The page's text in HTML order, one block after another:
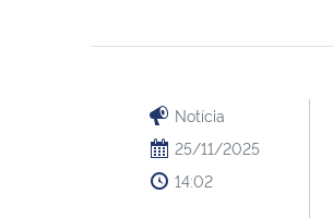
Notícia
25/11/2025
14:02